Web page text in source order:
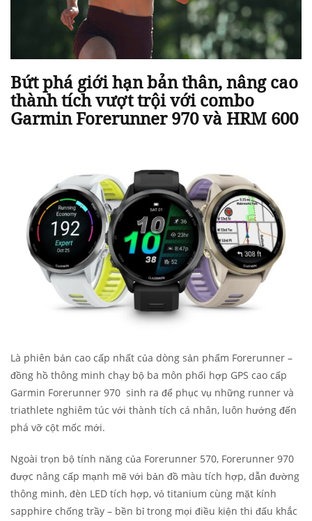
Bứt phá giới hạn bản thân, nâng cao
thành tích vượt trội với combo
Garmin Forerunner 970 và HRM 600
Là phiên bản cao cấp nhất của dòng sản phẩm Forerunner –
đồng hồ thông minh chạy bộ ba môn phối hợp GPS cao cấp
Garmin Forerunner 970 sinh ra để phục vụ những runner và
triathlete nghiêm túc với thành tích cá nhân, luôn hướng đến
phá vỡ cột mốc mới.
Ngoài trọn bộ tính năng của Forerunner 570, Forerunner 970
được nâng cấp mạnh mẽ với bản đồ màu tích hợp, dẫn đường
thông minh, đèn LED tích hợp, vỏ titanium cùng mặt kính
sapphire chống trầy – bền bỉ trong mọi điều kiện thi đấu khắc